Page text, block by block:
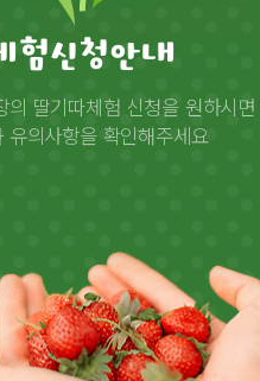
험신청안내
의 딸기따체험 신청을 원하시면
유의사항을 확인해주세요